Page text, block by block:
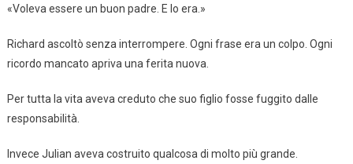
«Voleva essere un buon padre. E lo era.»
Richard ascoltò senza interrompere. Ogni frase era un colpo. Ogni
ricordo mancato apriva una ferita nuova.
Per tutta la vita aveva creduto che suo figlio fosse fuggito dalle
responsabilità.
Invece Julian aveva costruito qualcosa di molto più grande.